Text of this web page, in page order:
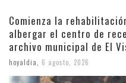
Comienza la
albergar el centro de
archivo municipal de El
hoyaldia 6 agosto, 2026